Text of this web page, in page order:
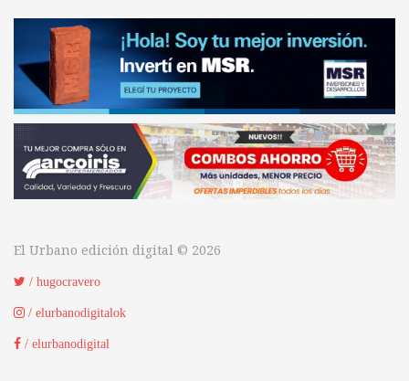
El Urbano edición digital © 2026
/ hugocravero
/ elurbanodigitalok
/ elurbanodigital